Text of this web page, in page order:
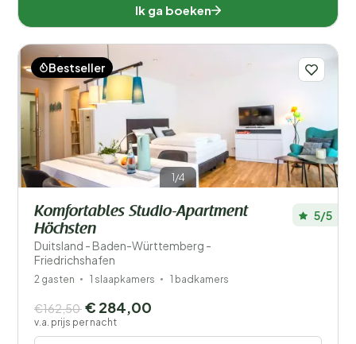
Ik ga boeken
1/4
Bestseller
Komfortables Studio-Apartment
Höchsten
Duitsland - Baden-Württemberg -
Friedrichshafen
5/5
2 gasten 1 slaapkamers 1 badkamers
€162,50 € 284,00
v.a. prijs per nacht